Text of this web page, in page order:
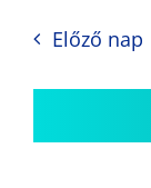
Előző nap